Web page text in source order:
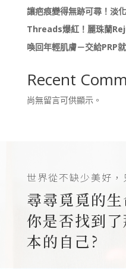
讓疤痕變得無跡可尋！淡
Threads爆紅！麗珠蘭
喚回年輕肌膚－交給PRP
Recent
尚無留言可供顯示。
世界從不缺少美好，
尋尋覓覓的生
你是否找到
本的自己?